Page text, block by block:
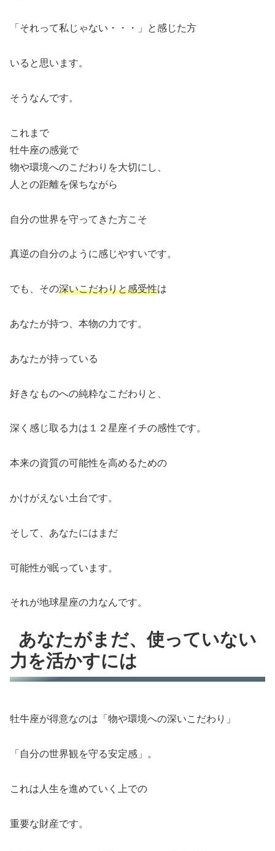
「それって私じゃない・・・」と感じた方
いると思います。
そうなんです。
これまで
牡牛座の感覚で
物や環境へのこだわりを大切にし、
人との距離を保ちながら
自分の世界を守ってきた方こそ
真逆の自分のように感じやすいです。
でも、その深いこだわりと感受性は
あなたが持つ、本物の力です。
あなたが持っている
好きなものへの純粋なこだわりと、
深く感じ取る力は１２星座イチの感性です。
本来の資質の可能性を高めるための
かけがえない土台です。
そして、あなたにはまだ
可能性が眠っています。
それが地球星座の力なんです。
あなたがまだ、使っていない
力を活かすには
牡牛座が得意なのは「物や環境への深いこだわり」
「自分の世界観を守る安定感」。
これは人生を進めていく上での
重要な財産です。